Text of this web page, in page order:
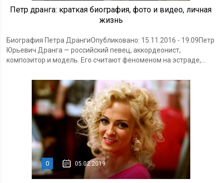
Петр дранга: краткая биография, фото и видео, личная
жизнь
Биография Петра ДрангиОпубликовано: 15.11.2016 - 19:09Петр
Юрьевич Дранга — российский певец, аккордеонист,
композитор и модель. Его считают феноменом на эстраде,...
0 05.02.2019